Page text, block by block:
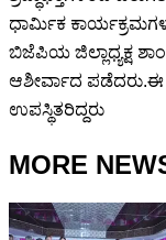
ಧಾರ್ಮಿಕ
ಬಿಜೆಪಿಯ ಜಿಲ್ಲಾಧ್ಯಕ್ಷ
ಆಶೀರ್ವಾದ ಪಡೆದರು.ಈ
ಉಪಸ್ಥಿತರಿದ್ದರು
MORE